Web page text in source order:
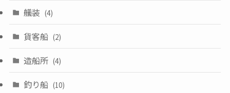
艤装 (4)
貨客船 (2)
造船所 (4)
釣り船 (10)